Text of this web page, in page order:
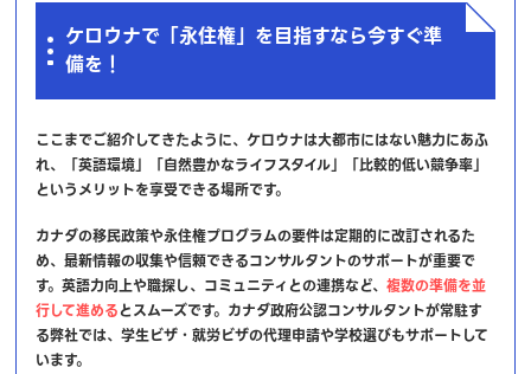
ケロウナで「永住権」を目指すなら今すぐ準
備を！
ここまでご紹介してきたように、ケロウナは大都市にはない魅力にあふ
れ、「英語環境」「自然豊かなライフスタイル」「比較的低い競争率」
というメリットを享受できる場所です。
カナダの移民政策や永住権プログラムの要件は定期的に改訂されるた
め、最新情報の収集や信頼できるコンサルタントのサポートが重要で
す。英語力向上や職探し、コミュニティとの連携など、複数の準備を並
行して進めるとスムーズです。カナダ政府公認コンサルタントが常駐す
る弊社では、学生ビザ・就労ビザの代理申請や学校選びもサポートして
います。